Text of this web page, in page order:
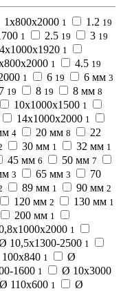
1х800х2000 1 1.2 19
1 2.5 19 3 19
4х1000х1920 1
1 4.5 19
1 6 19 6 мм 3
7 19 8 19 8 мм 8
10х1000х1500 1
14х1000х2000 1
4 20 мм 8
22
30 мм 1 32 мм 1
45 мм 6 50 мм 7
3 65 мм 3
70
89 мм 1 90 мм 2
120 мм 2 130 мм 1
200 мм 1
1
10,5х1300-2500 1
1
Ø
1600 1 Ø 10х3000
Ø 110х600 1
Ø